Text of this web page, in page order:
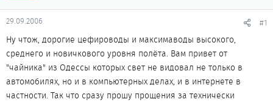
м
ы
а
29.09.2006 #1
Ну чтож, дорогие цефироводы и максимаводы высокого,
среднего и новичкового уровня полёта. Вам привет от
"чайника" из Одессы которых свет не видовал не только в
автомобилях, но и в компьютерных делах, и в интернете в
частности. Так что сразу прошу прощения за технически